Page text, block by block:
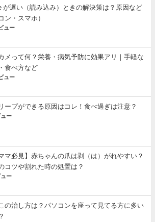
が遅い（読み込み）ときの解決策は？原因など
ン・スマホ）
ュー
メって何？栄養・病気予防に効果アリ｜手軽な
食べ方など
ュー
ープができる原因はコレ！食べ過ぎは注意？
ー
マ必見】赤ちゃんの爪は剥（は）がれやすい？
コツや割れた時の処置は？
ー
の治し方は？パソコンを座って見てる方に多い